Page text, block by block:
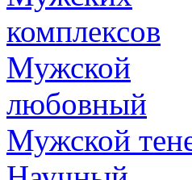
комплексов
Мужской
любовный
Мужской